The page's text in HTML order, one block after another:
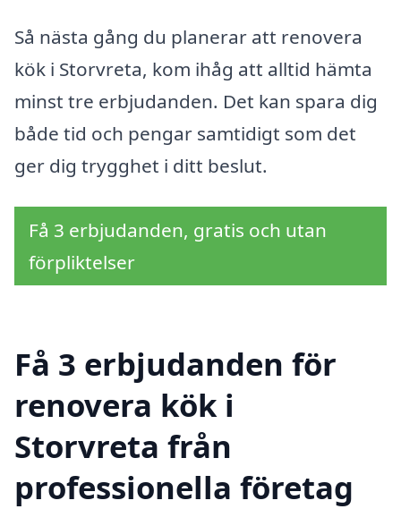
Så nästa gång du planerar att renovera
kök i Storvreta, kom ihåg att alltid hämta
minst tre erbjudanden. Det kan spara dig
både tid och pengar samtidigt som det
ger dig trygghet i ditt beslut.
Få 3 erbjudanden, gratis och utan
förpliktelser
Få 3 erbjudanden för
renovera kök i
Storvreta från
professionella företag